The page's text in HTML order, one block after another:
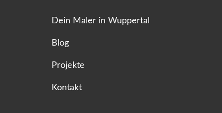
Dein Maler in Wuppertal
Blog
Projekte
Kontakt